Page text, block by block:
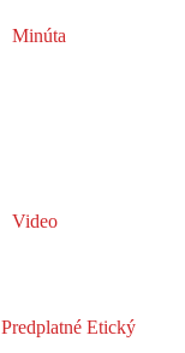
Minúta
Video
Predplatné Etický